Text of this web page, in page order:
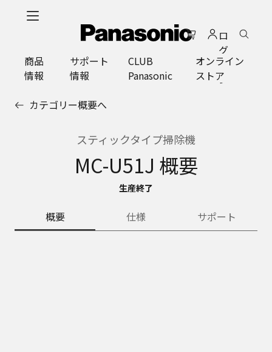
ロ
グ
イ
ン
商品
情報
サポート
情報
CLUB
Panasonic
オンライン
ストア
カテゴリー概要へ
スティックタイプ掃除機
MC-U51J 概要
生産終了
概要 仕様 サポート